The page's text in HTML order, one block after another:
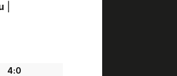
4:0